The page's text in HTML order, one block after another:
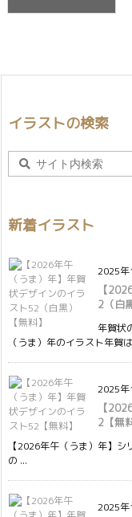
イラストの検索
新着イラスト
2025年
【
2（白
年賀状
（うま）年のイラスト年賀
2025年
【
2【無
【2026年午（うま）年】
の ...
2025年